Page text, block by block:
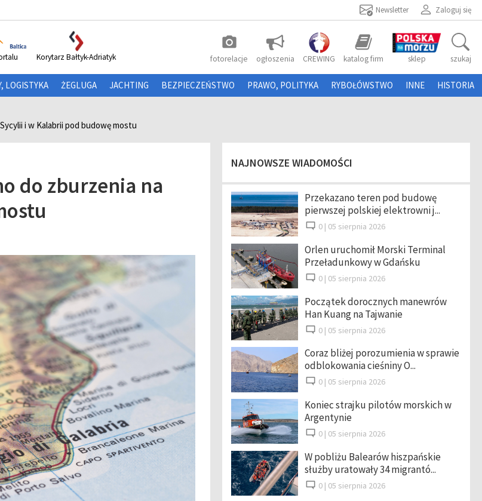
Zaloguj się
Newsletter
photo_camera
fotorelacje ogłoszenia CREWING katalog firm sklep szukaj
Korytarz Bałtyk-Adriatyk
LOGISTYKA ŻEGLUGA JACHTING BEZPIECZEŃSTWO PRAWO, POLITYKA RYBOŁÓWSTWO INNE HISTORIA
i w Kalabrii pod budowę mostu
do zburzenia na
NAJNOWSZE WIADOMOŚCI
Przekazano teren pod budowę
pierwszej polskiej elektrowni j...
0 | 05 sierpnia 2026
Orlen uruchomił Morski Terminal
Przeładunkowy w Gdańsku
0 | 05 sierpnia 2026
Początek dorocznych manewrów
Han Kuang na Tajwanie
0 | 05 sierpnia 2026
Coraz bliżej porozumienia w sprawie
odblokowania cieśniny O...
0 | 05 sierpnia 2026
Koniec strajku pilotów morskich w
Argentynie
0 | 05 sierpnia 2026
W pobliżu Balearów hiszpańskie
służby uratowały 34 migrantó...
0 | 05 sierpnia 2026